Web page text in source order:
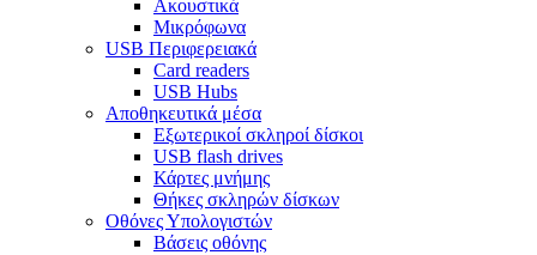
Ακουστικά
Μικρόφωνα
USB Περιφερειακά
Card readers
USB Hubs
Αποθηκευτικά μέσα
Εξωτερικοί σκληροί δίσκοι
USB flash drives
Κάρτες μνήμης
Θήκες σκληρών δίσκων
Οθόνες Υπολογιστών
Βάσεις οθόνης